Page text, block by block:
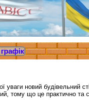
новий будівельний
тому що це практично та